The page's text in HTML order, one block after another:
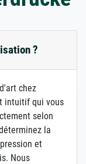
?
chez
intuitif qui vous
selon
la
et
Nous